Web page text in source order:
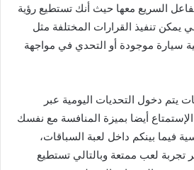
السريع معها حيث أنك تستطيع رؤية
يمكن تنفيذ القرارات المختلفة مثل
سيارة موجودة أو التحدي في مواجهة
يتم دخول التحديات اليومية عبر
الإستمتاع أيضا بميزة المنافسة مع نفسك
فيما بينكم داخل لعبة السباقات،
تجربة لعب ممتعة وبالتالي تستطيع